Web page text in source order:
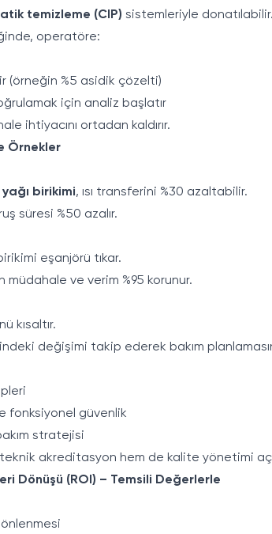
temizleme (CIP) sistemleriyle
operatöre:
(örneğin %5 asidik çözelti)
için analiz başlatır
ihtiyacını ortadan kaldırır.
Örnekler
birikimi, ısı transferini %30 azaltabilir.
süresi %50 azalır.
eşanjörü tıkar.
müdahale ve verim %95 korunur.
kısaltır.
değişimi takip ederek bakım
fonksiyonel güvenlik
stratejisi
akreditasyon hem de kalite yönetimi
Dönüşü (ROI) – Temsili Değerlerle
önlenmesi